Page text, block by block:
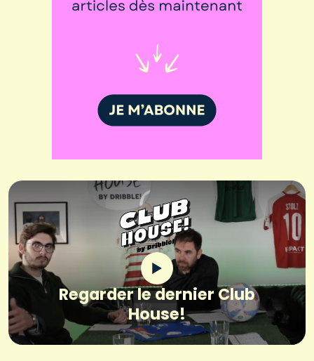
Regarder le dernier Club
House!